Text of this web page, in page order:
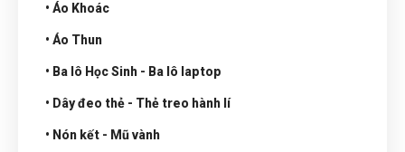
• Áo Khoác
• Áo Thun
• Ba lô Học Sinh - Ba lô laptop
• Dây đeo thẻ - Thẻ treo hành lí
• Nón kết - Mũ vành